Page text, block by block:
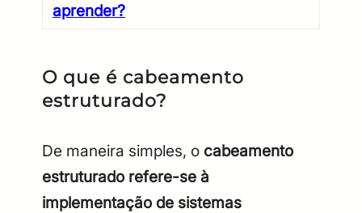
aprender?
O que é cabeamento
estruturado?
De maneira simples, o cabeamento
estruturado refere-se à
implementação de sistemas